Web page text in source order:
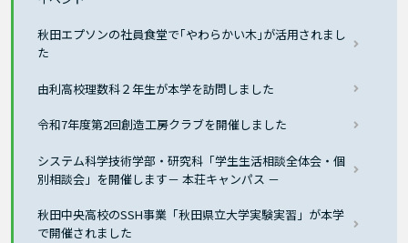
秋田エプソンの社員食堂で｢やわらかい木｣が活用されまし
た
由利高校理数科２年生が本学を訪問しました
令和7年度第2回創造工房クラブを開催しました
システム科学技術学部・研究科「学生生活相談全体会・個
別相談会」を開催します－ 本荘キャンパス －
秋田中央高校のSSH事業「秋田県立大学実験実習」が本学
で開催されました